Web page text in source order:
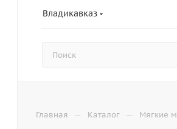
Владикавказ
Главная — Каталог — Мягкие